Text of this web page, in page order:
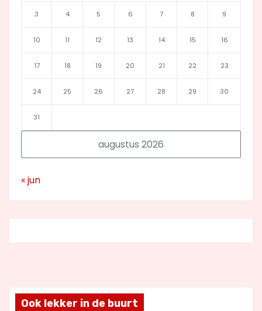
augustus 2026
3 4 5 6 7 8 9
10 11 12 13 14 15 16
17 18 19 20 21 22 23
24 25 26 27 28 29 30
31
« jun
Ook lekker in de buurt